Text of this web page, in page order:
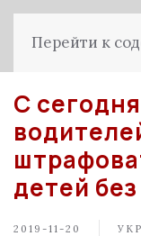
Перейти к
С
детей
2019-11-20